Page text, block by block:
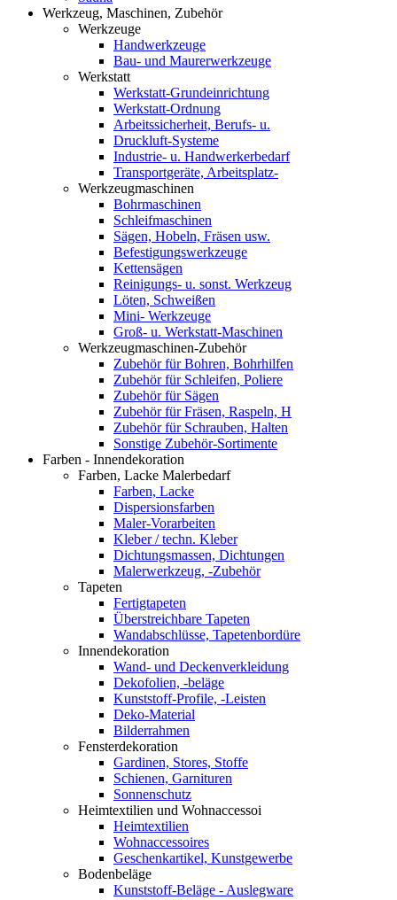
Werkzeug, Maschinen, Zubehör
Werkzeuge
Handwerkzeuge
Bau- und Maurerwerkzeuge
Werkstatt
Werkstatt-Grundeinrichtung
Werkstatt-Ordnung
Arbeitssicherheit, Berufs- u.
Druckluft-Systeme
Industrie- u. Handwerkerbedarf
Transportgeräte, Arbeitsplatz-
Werkzeugmaschinen
Bohrmaschinen
Schleifmaschinen
Sägen, Hobeln, Fräsen usw.
Befestigungswerkzeuge
Kettensägen
Reinigungs- u. sonst. Werkzeug
Löten, Schweißen
Mini- Werkzeuge
Groß- u. Werkstatt-Maschinen
Werkzeugmaschinen-Zubehör
Zubehör für Bohren, Bohrhilfen
Zubehör für Schleifen, Poliere
Zubehör für Sägen
Zubehör für Fräsen, Raspeln, H
Zubehör für Schrauben, Halten
Sonstige Zubehör-Sortimente
Farben - Innendekoration
Farben, Lacke Malerbedarf
Farben, Lacke
Dispersionsfarben
Maler-Vorarbeiten
Kleber / techn. Kleber
Dichtungsmassen, Dichtungen
Malerwerkzeug, -Zubehör
Tapeten
Fertigtapeten
Überstreichbare Tapeten
Wandabschlüsse, Tapetenbordüre
Innendekoration
Wand- und Deckenverkleidung
Dekofolien, -beläge
Kunststoff-Profile, -Leisten
Deko-Material
Bilderrahmen
Fensterdekoration
Gardinen, Stores, Stoffe
Schienen, Garnituren
Sonnenschutz
Heimtextilien und Wohnaccessoi
Heimtextilien
Wohnaccessoires
Geschenkartikel, Kunstgewerbe
Bodenbeläge
Kunststoff-Beläge - Auslegware